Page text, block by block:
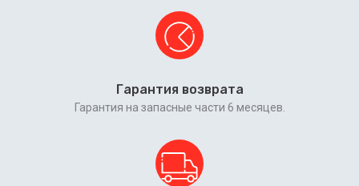
Гарантия возврата
Гарантия на запасные части 6 месяцев.